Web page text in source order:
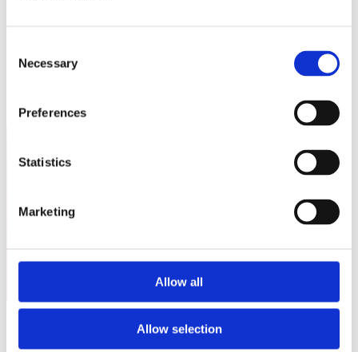
Selection
Necessary
Preferences
Statistics
Marketing
Allow all
Allow selection
Nessun evento per ora.